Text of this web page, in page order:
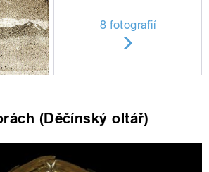
8 fotografií
(Děčínský oltář)